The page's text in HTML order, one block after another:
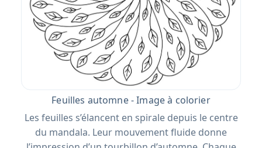
Feuilles automne - Image à colorier
Les feuilles s’élancent en spirale depuis le centre
du mandala. Leur mouvement fluide donne